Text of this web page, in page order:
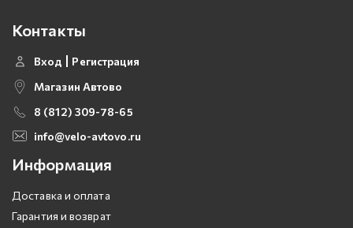
Контакты
Вход
Регистрация
Магазин Автово
8 (812) 309-78-65
info@velo-avtovo.ru
Информация
Доставка и оплата
Гарантия и возврат